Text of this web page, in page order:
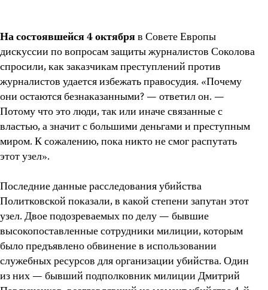
На состоявшейся 4 октябряв Совете Европы
дискуссии по вопросам защиты журналистов Соколова
спросили, как заказчикам преступлений против
журналистов удается избежать правосудия. «Почему
они остаются безнаказанными? — ответил он. —
Потому что это люди, так или иначе связанные с
властью, а значит с большими деньгами и преступным
миром. К сожалению, пока никто не смог распутать
этот узел».
Последние данные расследования убийства
Политковской показали, в какой степени запутан этот
узел. Двое подозреваемых по делу — бывшие
высокопоставленные сотрудники милиции, которым
было предъявлено обвинение в использовании
служебных ресурсов для организации убийства. Один
из них — бывший подполковник милиции Дмитрий